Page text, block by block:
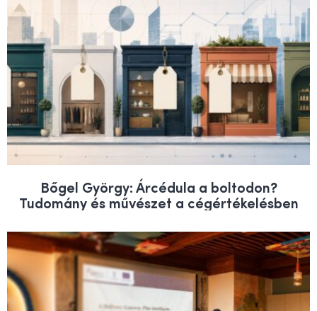
Bőgel György: Árcédula a boltodon?
Tudomány és művészet a cégértékelésben